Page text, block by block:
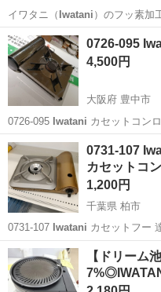
イワタニ（ Iwatani ）のフッ素加
山口 防府市
0726-095
4,500円
大阪府 豊中市
0726-095 Iwatani
大阪 豊中市
0731-107
カセットコ
1,200円
千葉県 柏市
0731-107 Iwatani カセットフー
千葉 柏市 調理器具
【ドリーム